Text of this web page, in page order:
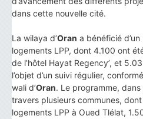
dans cette nouvelle cité.
La wilaya d’Oran a bénéficié
logements LPP, dont 4.100 ont
de l’hôtel Hayat Regency’, et
l’objet d’un suivi régulier,
wali d’Oran. Le programme,
travers plusieurs communes,
logements LPP à Oued Tlélat,